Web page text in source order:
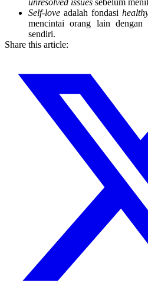
unresolved issues sebelum
Self-love adalah fondasi
mencintai orang lain
sendiri.
Share this article: